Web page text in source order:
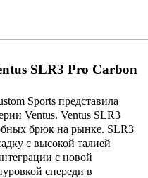
SLR3 Pro Carbon
Sports представила
Ventus. Ventus SLR3
брюк на рынке. SLR3
с высокой талией
с новой
спереди в